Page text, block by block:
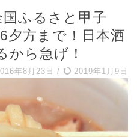
ふるさと甲子
夕方まで！日本酒
から急げ！
年8月23日 / 2019年1月9日